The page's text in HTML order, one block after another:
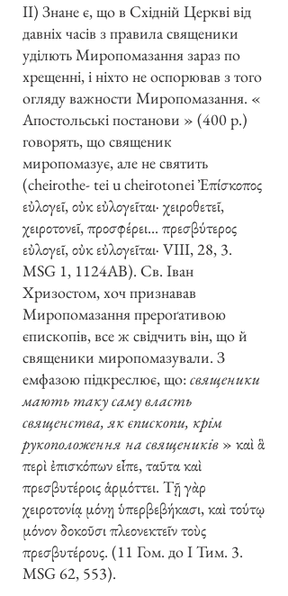
ІІ) Знане є, що в Східній Церкві від
давніх часів з правила священики
уділють Миропомазання зараз по
хрещенні, і ніхто не оспорював з того
огляду важности Миропомазання. «
Апостольські постанови » (400 р.)
говорять, що священик
миропомазує, але не святить
(cheirothe- tei u cheirotonei Ἐπίσκοπος
εὐλογεῖ, οὐκ εὐλογεῖται· χειροθετεῖ,
χειροτονεῖ, προσφέρει... πρεσβύτερος
εὐλογεῖ, οὐκ εὐλογεῖται· VIII, 28, 3.
MSG 1, 1124AB). Св. Іван
Хризостом, хоч признавав
Миропомазання прероґативою
єпископів, все ж свідчить він, що й
священики миропомазували. З
емфазою підкреслює, що:священики
мають таку саму власть
священства, як єпископи, крім
рукоположення на священиків » καὶ ἃ
περὶ ἐπισκόπων εἶπε, ταῦτα καὶ
πρεσβυτέροις ἁρμόττει. Τῇ γὰρ
χειροτονίᾳ μόνῃ ὑπερβεβήκασι, καὶ τούτῳ
μόνον δοκοῦσι πλεονεκτεῖν τοὺς
πρεσβυτέρους. (11 Гом. до І Тим. 3.
MSG 62, 553).